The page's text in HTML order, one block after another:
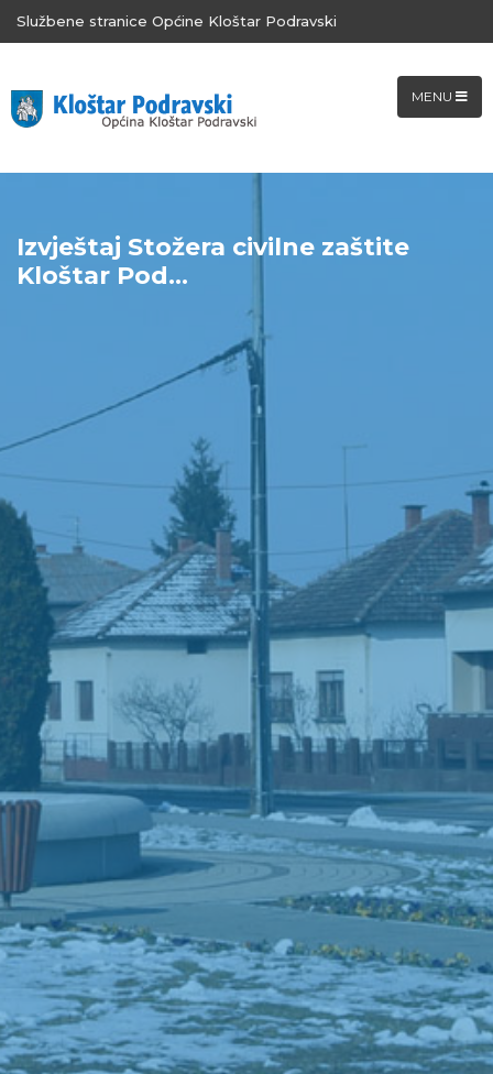
Službene stranice Općine Kloštar Podravski
MENU
Izvještaj Stožera civilne zaštite
Kloštar Pod...